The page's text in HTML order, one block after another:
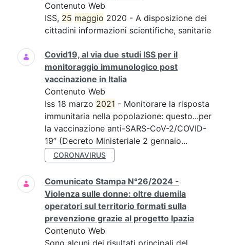
Contenuto Web
ISS, 25 maggio 2020 - A disposizione dei
cittadini informazioni scientifiche, sanitarie
Covid19, al via due studi ISS per il
monitoraggio immunologico post
vaccinazione in Italia
Contenuto Web
Iss 18 marzo 2021 - Monitorare la risposta
immunitaria nella popolazione: questo...per
la vaccinazione anti-SARS-CoV-2/COVID-
19” (Decreto Ministeriale 2 gennaio...
CORONAVIRUS
Comunicato Stampa N°26/2024 -
Violenza sulle donne: oltre duemila
operatori sul territorio formati sulla
prevenzione grazie al progetto Ipazia
Contenuto Web
Sono alcuni dei risultati principali del